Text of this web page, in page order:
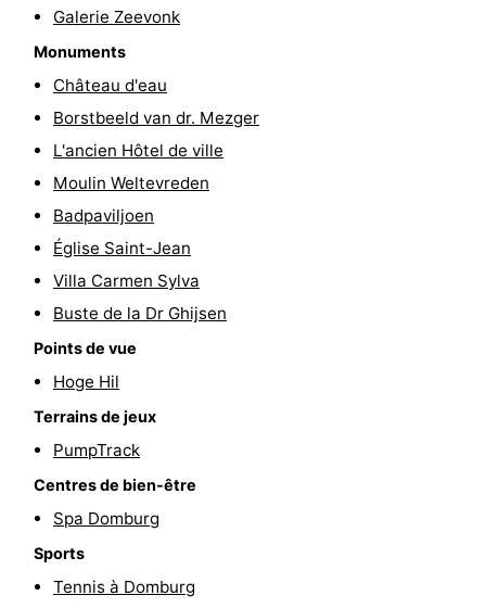
vélo
Équitation
Manèges
Terrains
golf
Peche
Sportive
Equitation
Conduite
l'anneau
Boire
manger
Événements
Pratiques
Route
Galerie Zeevonk
Monuments
Château d'eau
Borstbeeld van dr. Mezger
L'ancien Hôtel de ville
Moulin Weltevreden
Badpaviljoen
Église Saint-Jean
Villa Carmen Sylva
Buste de la Dr Ghijsen
Points de vue
Hoge Hil
Terrains de jeux
PumpTrack
Centres de bien-être
Spa Domburg
Sports
Tennis à Domburg